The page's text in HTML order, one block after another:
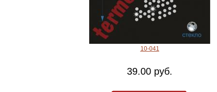
10-041
39.00 руб.